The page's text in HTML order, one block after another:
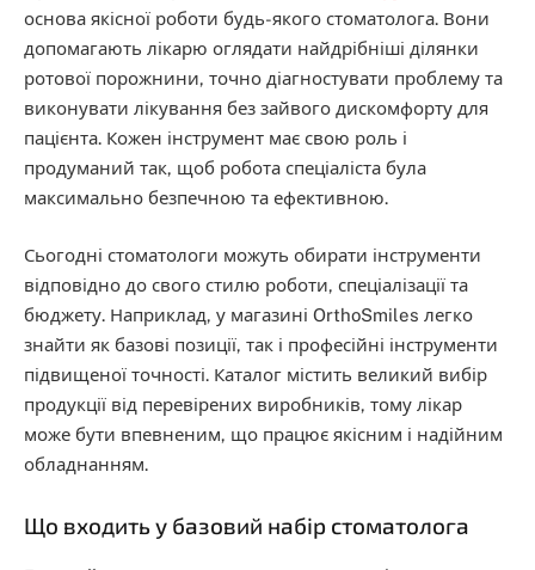
основа якісної роботи будь-якого стоматолога. Вони
допомагають лікарю оглядати найдрібніші ділянки
ротової порожнини, точно діагностувати проблему та
виконувати лікування без зайвого дискомфорту для
пацієнта. Кожен інструмент має свою роль і
продуманий так, щоб робота спеціаліста була
максимально безпечною та ефективною.
Сьогодні стоматологи можуть обирати інструменти
відповідно до свого стилю роботи, спеціалізації та
бюджету. Наприклад, у магазині OrthoSmiles легко
знайти як базові позиції, так і професійні інструменти
підвищеної точності. Каталог містить великий вибір
продукції від перевірених виробників, тому лікар
може бути впевненим, що працює якісним і надійним
обладнанням.
Що входить у базовий набір стоматолога